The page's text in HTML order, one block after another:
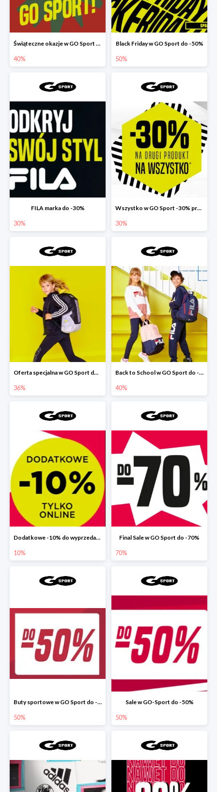
Świąteczne okazje w GO Sport do -40%
40%
Black Friday w GO Sport do -50%
50%
FILA marka do -30%
30%
Wszystko w GO Sport -30% przy zakupie dwóch produktów
30%
Oferta specjalna w GO Sport do -36%
36%
Back to School w GO Sport do -40%
40%
Dodatkowe -10% do wyprzedaży 70% w GO Sport
10%
Final Sale w GO Sport do -70%
70%
Buty sportowe w GO Sport do -50%
50%
Sale w GO-Sport do -50%
50%